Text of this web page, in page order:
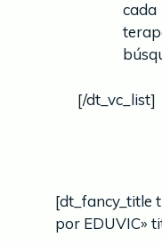
cada
[/dt_vc_list]
[dt_fancy_title
por EDUVIC»